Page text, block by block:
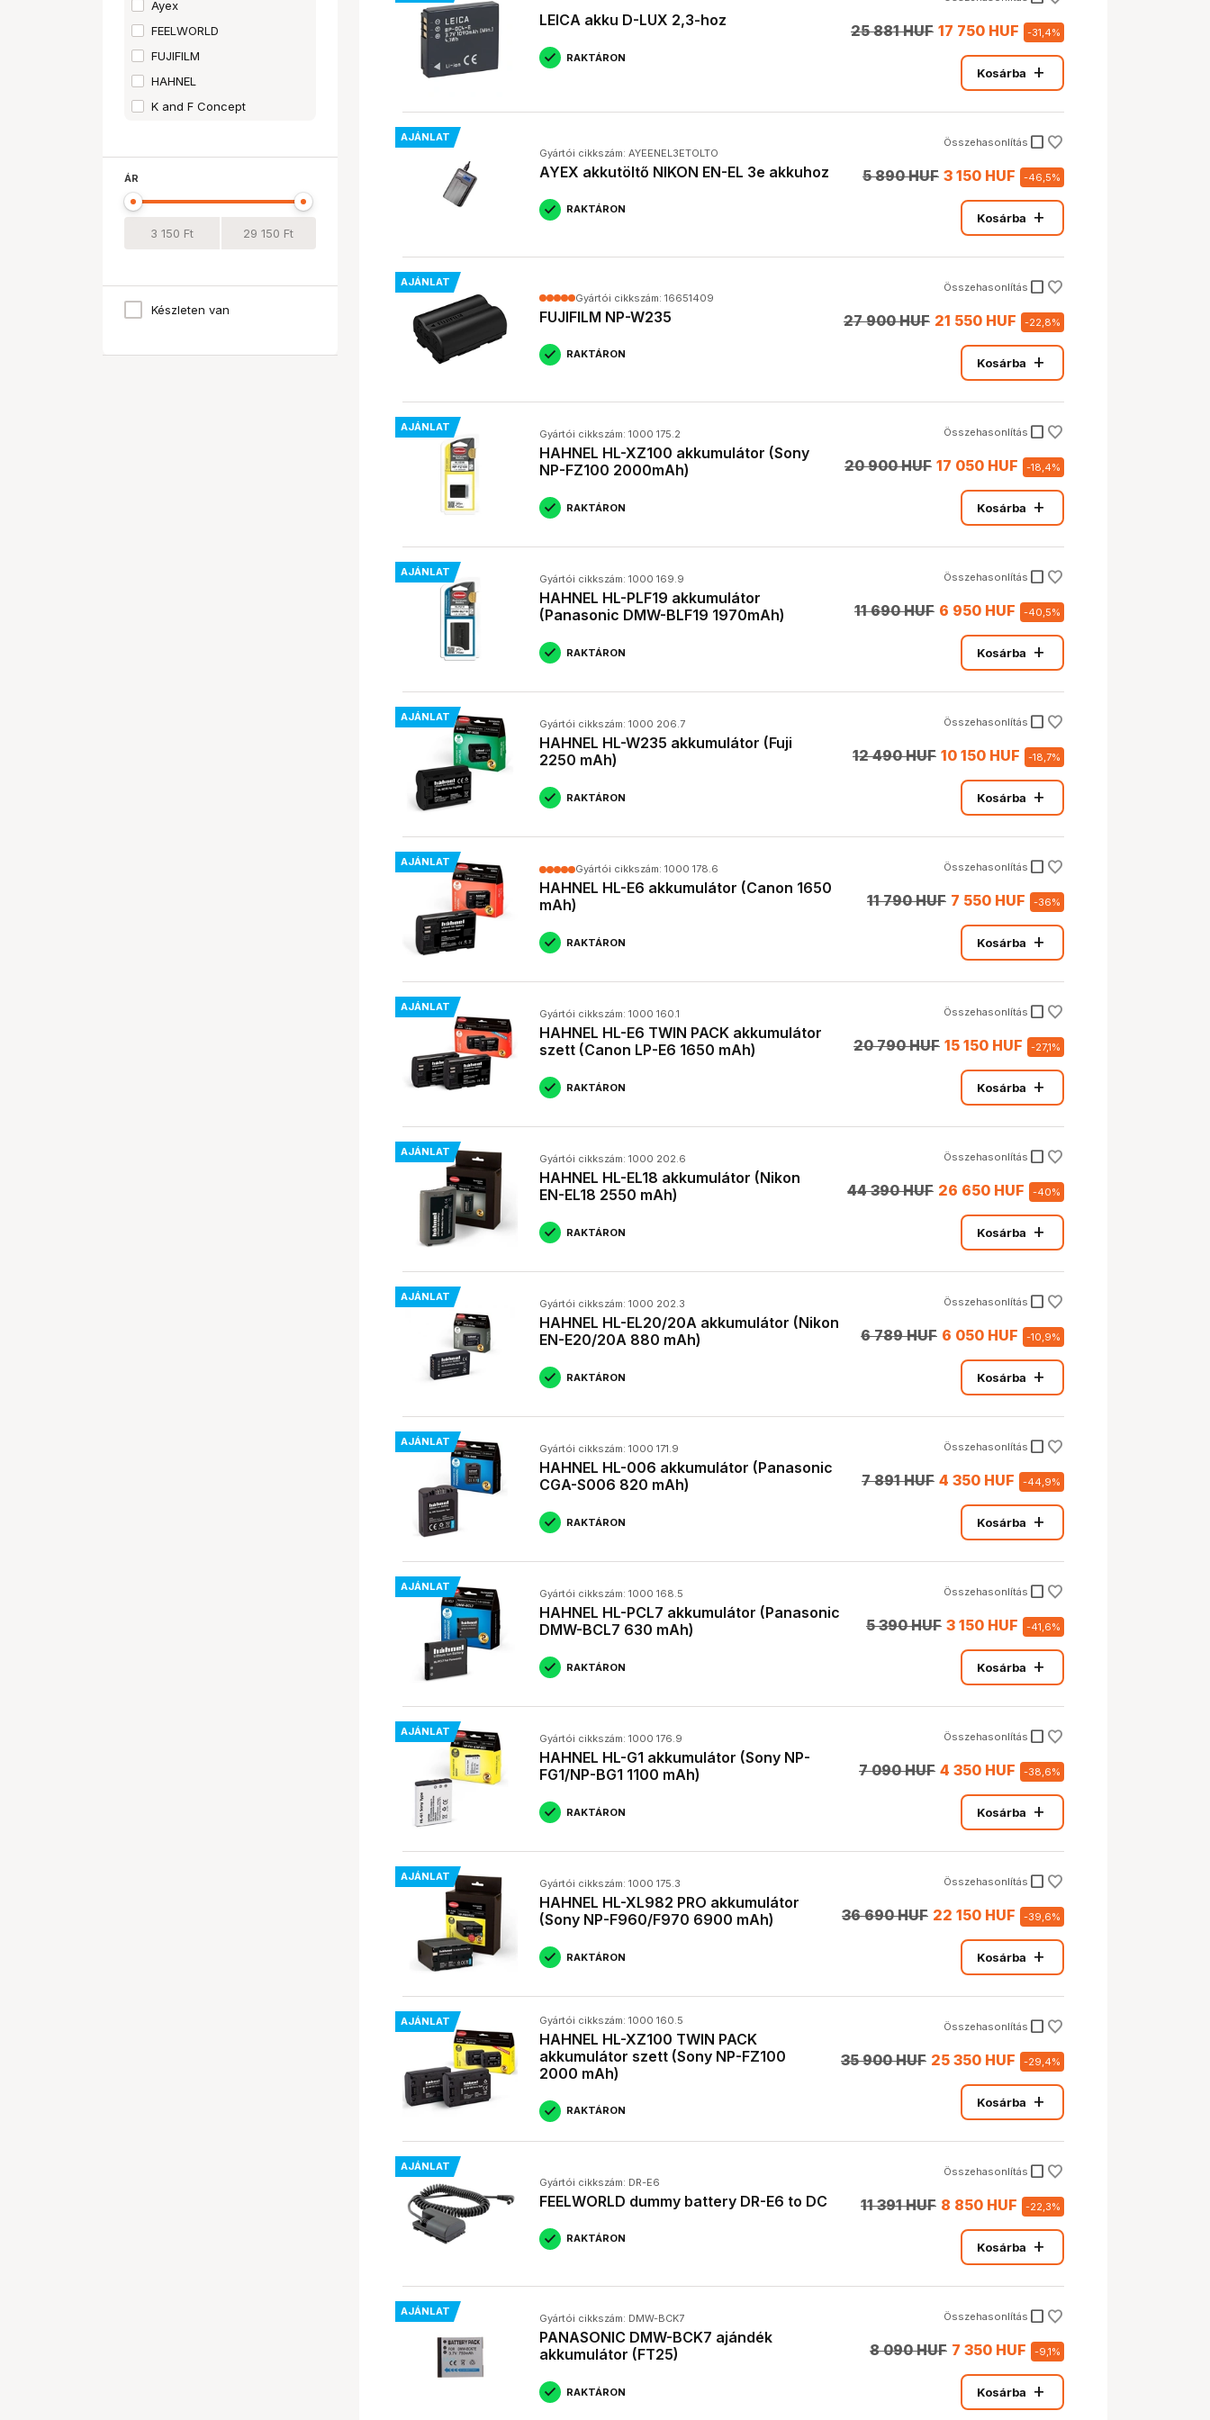
LEICA akku D-LUX 2,3-hoz
RAKTÁRON
25 881 HUF 17 750 HUF -31,4%
Kosárba add
AJÁNLAT
Gyártói cikkszám: AYEENEL3ETOLTO
AYEX akkutöltő NIKON EN-EL 3e akkuhoz
RAKTÁRON
Összehasonlítás check_box_outline_blank
5 890 HUF 3 150 HUF -46,5%
Kosárba add
AJÁNLAT
Gyártói cikkszám: 16651409
FUJIFILM NP-W235
RAKTÁRON
Összehasonlítás check_box_outline_blank
27 900 HUF 21 550 HUF -22,8%
Kosárba add
AJÁNLAT
Gyártói cikkszám: 1000 175.2
HAHNEL HL-XZ100 akkumulátor (Sony
NP-FZ100 2000mAh)
RAKTÁRON
Összehasonlítás check_box_outline_blank
20 900 HUF 17 050 HUF -18,4%
Kosárba add
AJÁNLAT
Gyártói cikkszám: 1000 169.9
HAHNEL HL-PLF19 akkumulátor
(Panasonic DMW-BLF19 1970mAh)
RAKTÁRON
Összehasonlítás check_box_outline_blank
11 690 HUF 6 950 HUF -40,5%
Kosárba add
AJÁNLAT
Gyártói cikkszám: 1000 206.7
HAHNEL HL-W235 akkumulátor (Fuji
2250 mAh)
RAKTÁRON
Összehasonlítás check_box_outline_blank
12 490 HUF 10 150 HUF -18,7%
Kosárba add
AJÁNLAT
Gyártói cikkszám: 1000 178.6
HAHNEL HL-E6 akkumulátor (Canon 1650
mAh)
RAKTÁRON
Összehasonlítás check_box_outline_blank
11 790 HUF 7 550 HUF -36%
Kosárba add
AJÁNLAT
Gyártói cikkszám: 1000 160.1
HAHNEL HL-E6 TWIN PACK akkumulátor
szett (Canon LP-E6 1650 mAh)
RAKTÁRON
Összehasonlítás check_box_outline_blank
20 790 HUF 15 150 HUF -27,1%
Kosárba add
AJÁNLAT
Gyártói cikkszám: 1000 202.6
HAHNEL HL-EL18 akkumulátor (Nikon
EN-EL18 2550 mAh)
RAKTÁRON
Összehasonlítás check_box_outline_blank
44 390 HUF 26 650 HUF -40%
Kosárba add
AJÁNLAT
Gyártói cikkszám: 1000 202.3
HAHNEL HL-EL20/20A akkumulátor (Nikon
EN-E20/20A 880 mAh)
RAKTÁRON
Összehasonlítás check_box_outline_blank
6 789 HUF 6 050 HUF -10,9%
Kosárba add
AJÁNLAT
Gyártói cikkszám: 1000 171.9
HAHNEL HL-006 akkumulátor (Panasonic
CGA-S006 820 mAh)
RAKTÁRON
Összehasonlítás check_box_outline_blank
7 891 HUF 4 350 HUF -44,9%
Kosárba add
AJÁNLAT
Gyártói cikkszám: 1000 168.5
HAHNEL HL-PCL7 akkumulátor (Panasonic
DMW-BCL7 630 mAh)
RAKTÁRON
Összehasonlítás check_box_outline_blank
5 390 HUF 3 150 HUF -41,6%
Kosárba add
AJÁNLAT
Gyártói cikkszám: 1000 176.9
HAHNEL HL-G1 akkumulátor (Sony NP-
FG1/NP-BG1 1100 mAh)
RAKTÁRON
Összehasonlítás check_box_outline_blank
7 090 HUF 4 350 HUF -38,6%
Kosárba add
AJÁNLAT
Gyártói cikkszám: 1000 175.3
HAHNEL HL-XL982 PRO akkumulátor
(Sony NP-F960/F970 6900 mAh)
RAKTÁRON
Összehasonlítás check_box_outline_blank
36 690 HUF 22 150 HUF -39,6%
Kosárba add
AJÁNLAT Gyártói cikkszám: 1000 160.5
HAHNEL HL-XZ100 TWIN PACK
akkumulátor szett (Sony NP-FZ100
2000 mAh)
RAKTÁRON
Összehasonlítás check_box_outline_blank
35 900 HUF 25 350 HUF -29,4%
Kosárba add
AJÁNLAT
Gyártói cikkszám: DR-E6
FEELWORLD dummy battery DR-E6 to DC
RAKTÁRON
Összehasonlítás check_box_outline_blank
11 391 HUF 8 850 HUF -22,3%
Kosárba add
AJÁNLAT
Gyártói cikkszám: DMW-BCK7
PANASONIC DMW-BCK7 ajándék
akkumulátor (FT25)
RAKTÁRON
Összehasonlítás check_box_outline_blank
8 090 HUF 7 350 HUF -9,1%
Kosárba add
Ayex
FEELWORLD
FUJIFILM
HAHNEL
K and F Concept
PANASONIC
ÁR
Készleten van